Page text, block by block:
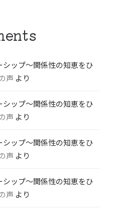
ップ〜関係性の知恵をひ
声 より
ップ〜関係性の知恵をひ
声 より
ップ〜関係性の知恵をひ
声 より
ップ〜関係性の知恵をひ
声 より